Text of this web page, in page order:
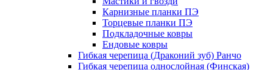
Карнизные планки ПЭ
Торцевые планки ПЭ
Подкладочные ковры
Ендовые ковры
Гибкая черепица (Драконий зуб) Ранчо
Гибкая черепица однослойная (Финская)